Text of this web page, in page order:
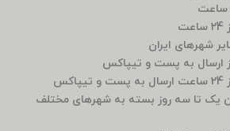
ساعت
شهرهای ایران
ارسال به پست و تیپاکس
یک تا سه روز بسته به شهرهای مختلف